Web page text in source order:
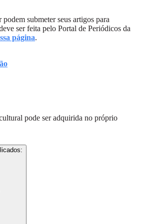
submeter seus artigos para
ser feita pelo Portal de Periódicos da
página.
pode ser adquirida no próprio